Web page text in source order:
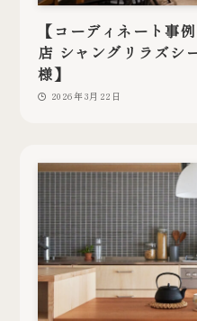
【コーディネート事
店 シャングリラズシ
様】
2026年3月22日